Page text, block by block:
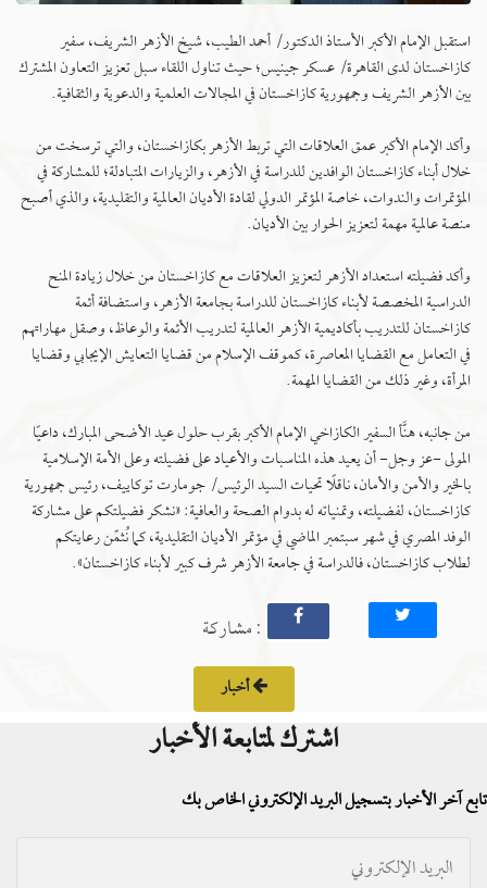
استقبل الإمام الأكبر الأستاذ الدكتور/ أحمد الطيب، شيخ الأزهر الشريف، سفير
كازاخستان لدى القاهرة/ عسكر جينيس؛ حيث تناول اللقاء سبل تعزيز التعاون المشترك
بين الأزهر الشريف وجمهورية كازاخستان في المجالات العلمية والدعوية والثقافية.
وأكد الإمام الأكبر عمق العلاقات التي تربط الأزهر بكازاخستان، والتي ترسخت من
خلال أبناء كازاخستان الوافدين للدراسة في الأزهر، والزيارات المتبادلة؛ للمشاركة في
المؤتمرات والندوات، خاصة المؤتمر الدولي لقادة الأديان العالمية والتقليدية، والذي أصبح
منصة عالمية مهمة لتعزيز الحوار بين الأديان.
وأكد فضيلته استعداد الأزهر لتعزيز العلاقات مع كازاخستان من خلال زيادة المنح
الدراسية المخصصة لأبناء كازاخستان للدراسة بجامعة الأزهر، واستضافة أئمة
كازاخستان للتدريب بأكاديمية الأزهر العالمية لتدريب الأئمة والوعاظ، وصقل مهاراتهم
في التعامل مع القضايا المعاصرة، كموقف الإسلام من قضايا التعايش الإيجابي وقضايا
المرأة، وغير ذلك من القضايا المهمة.
من جانبه، هنَّأ السفير الكازاخي الإمام الأكبر بقرب حلول عيد الأضحى المبارك، داعيًا
المولى -عز وجل- أن يعيد هذه المناسبات والأعياد على فضيلته وعلى الأمة الإسلامية
بالخير والأمن والأمان، ناقلًا تحيات السيد الرئيس/ جومارت توكاييف، رئيس جمهورية
كازاخستان، لفضيلته، وتمنياته له بدوام الصحة والعافية: «نشكر فضيلتكم على مشاركة
الوفد المصري في شهر سبتمبر الماضي في مؤتمر الأديان التقليدية، كما نُثمِّن رعايتكم
لطلاب كازاخستان، فالدراسة في جامعة الأزهر شرف كبير لأبناء كازاخستان».
: مشاركة
أخبار
اشترك لمتابعة الأخبار
تابع آخر الأخبار بتسجيل البريد الإلكتروني الخاص بك